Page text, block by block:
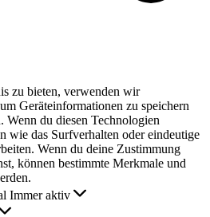
zu bieten, verwenden wir
Geräteinformationen zu speichern
Wenn du diesen Technologien
wie das Surfverhalten oder eindeutige
Wenn du deine Zustimmung
können bestimmte Merkmale und
Immer aktiv